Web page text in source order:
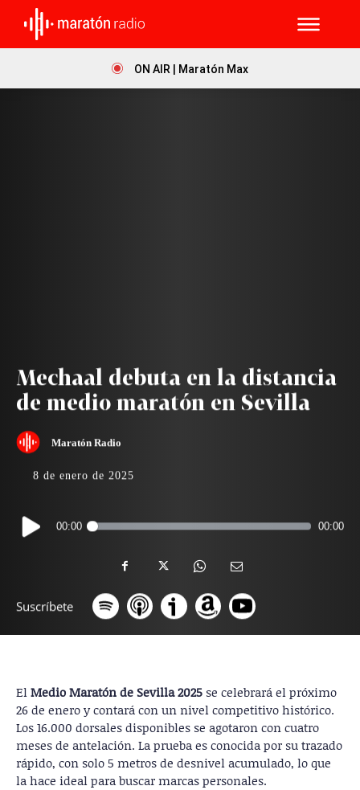
ON AIR | Maratón Max
Mechaal debuta en la distancia
de medio maratón en Sevilla
Maratón Radio
8 de enero de 2025
Reproductor
de
00:00 00:00
Suscríbete
El Medio Maratón de Sevilla 2025 se celebrará el próximo
26 de enero y contará con un nivel competitivo histórico.
Los 16.000 dorsales disponibles se agotaron con cuatro
meses de antelación. La prueba es conocida por su trazado
rápido, con solo 5 metros de desnivel acumulado, lo que
la hace ideal para buscar marcas personales.